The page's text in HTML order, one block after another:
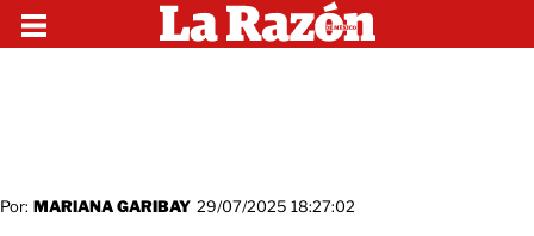
Por: MARIANA GARIBAY 29/07/2025 18:27:02